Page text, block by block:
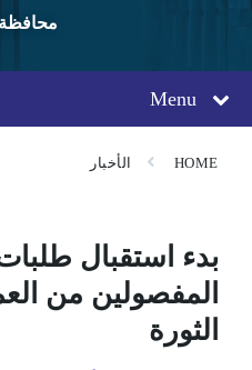
Menu
HOME الأخبار
بدء استقبال
المفصولين من
الثورة